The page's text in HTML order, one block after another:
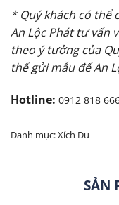
* Quý khách có thể
An Lộc Phát tư vấn
theo ý tưởng của
thể gửi mẫu để An
Hotline: 0912 818
Danh mục:Xích Du
SẢN